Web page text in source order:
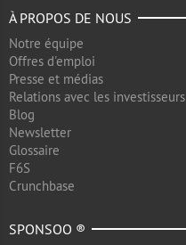
À PROPOS DE NOUS
Notre équipe
Offres d'emploi
Presse et médias
Relations avec les investisseurs
Blog
Newsletter
Glossaire
F6S
Crunchbase
SPONSOO ®